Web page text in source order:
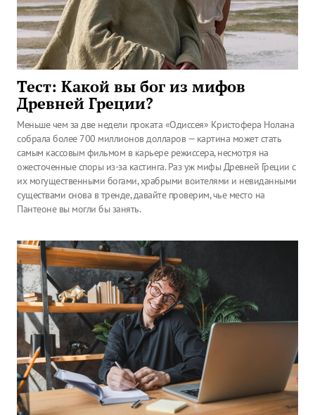
Тест: Какой вы бог из мифов
Древней Греции?
Меньше чем за две недели проката «Одиссея» Кристофера Нолана
собрала более 700 миллионов долларов — картина может стать
самым кассовым фильмом в карьере режиссера, несмотря на
ожесточенные споры из-за кастинга. Раз уж мифы Древней Греции с
их могущественными богами, храбрыми воителями и невиданными
существами снова в тренде, давайте проверим, чье место на
Пантеоне вы могли бы занять.